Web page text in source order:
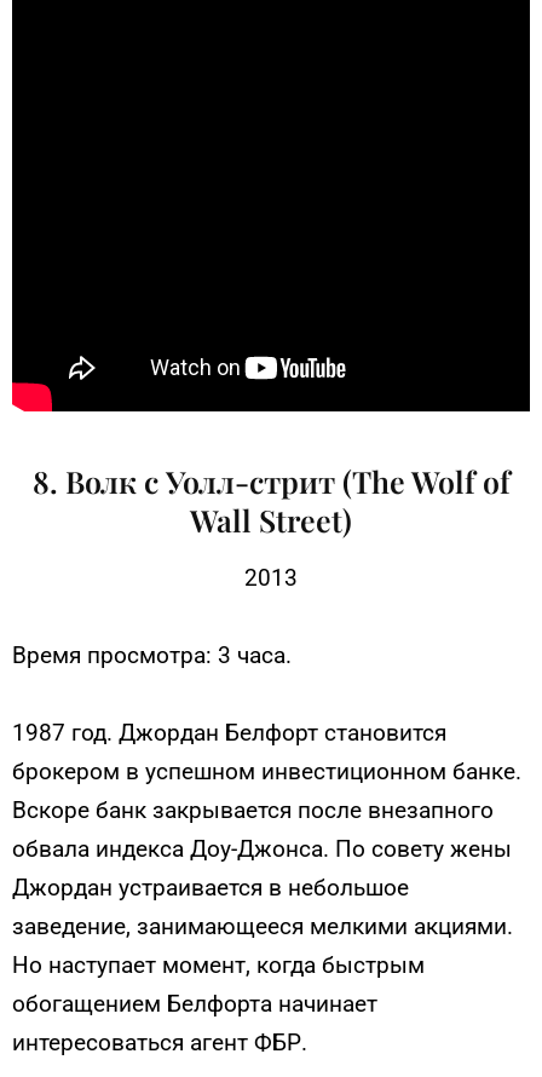
8. Волк с Уолл-стрит (The Wolf of
Wall Street)
2013
Время просмотра: 3 часа.
1987 год. Джордан Белфорт становится
брокером в успешном инвестиционном банке.
Вскоре банк закрывается после внезапного
обвала индекса Доу-Джонса. По совету жены
Джордан устраивается в небольшое
заведение, занимающееся мелкими акциями.
Но наступает момент, когда быстрым
обогащением Белфорта начинает
интересоваться агент ФБР.